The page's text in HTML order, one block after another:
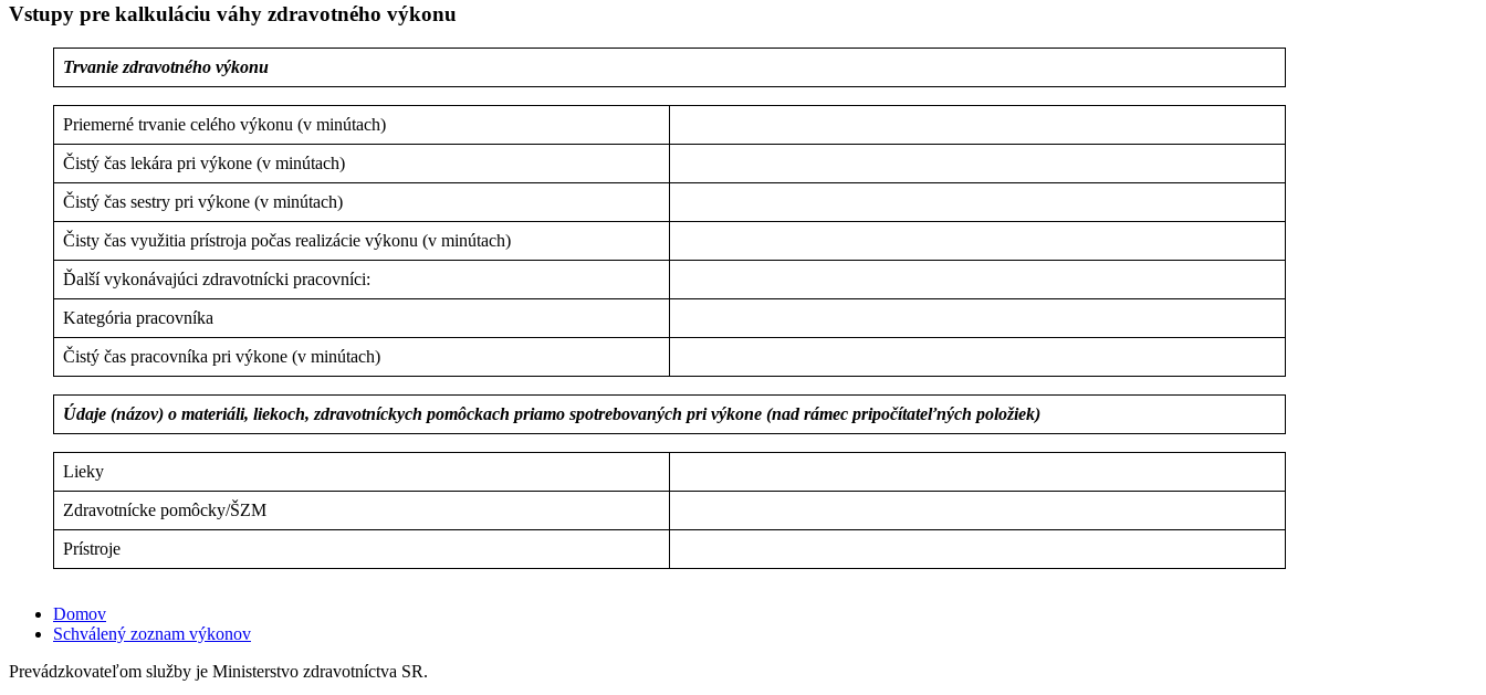
Vstupy pre kalkuláciu váhy zdravotného výkonu
Trvanie zdravotného výkonu
Priemerné trvanie celého výkonu (v minútach)
Čistý čas lekára pri výkone (v minútach)
Čistý čas sestry pri výkone (v minútach)
Čisty čas využitia prístroja počas realizácie výkonu (v minútach)
Ďalší vykonávajúci zdravotnícki pracovníci:
Kategória pracovníka
Čistý čas pracovníka pri výkone (v minútach)
Údaje (názov) o materiáli, liekoch, zdravotníckych pomôckach priamo spotrebovaných pri výkone (nad rámec pripočítateľných položiek)
Lieky
Zdravotnícke pomôcky/ŠZM
Prístroje
Domov
Schválený zoznam výkonov
Prevádzkovateľom služby je Ministerstvo zdravotníctva SR.